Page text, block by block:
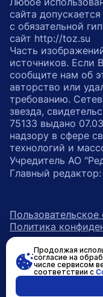
сайта
с обязательной
сайт http://toz.su
Часть
источников. Если
сообщите нам об
авторство или
требованию.
звезда,
75133 выдано
надзору в сфере
технологий и
Учредитель АО
Главный
Пользовательское
Политика
возрастное
Продолжая
согласие на
числе сервисом
соответствии с